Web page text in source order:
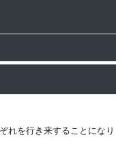
れを行き来することにな